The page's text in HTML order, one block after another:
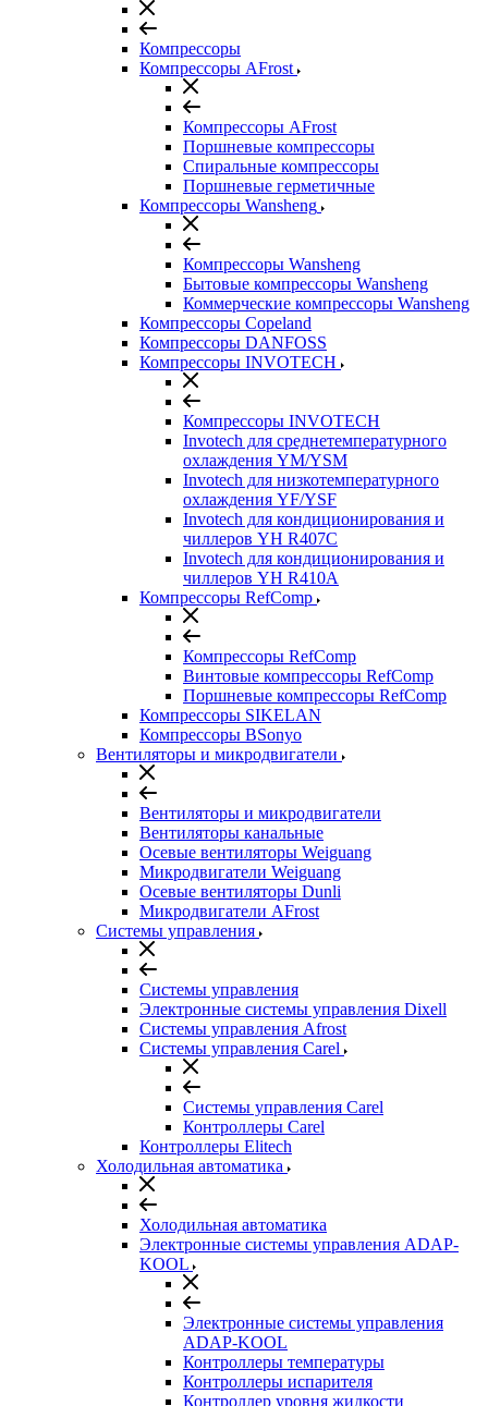
Компрессоры
Компрессоры AFrost
Компрессоры AFrost
Поршневые компрессоры
Спиральные компрессоры
Поршневые герметичные
Компрессоры Wansheng
Компрессоры Wansheng
Бытовые компрессоры Wansheng
Коммерческие компрессоры Wansheng
Компрессоры Copeland
Компрессоры DANFOSS
Компрессоры INVOTECH
Компрессоры INVOTECH
Invotech для среднетемпературного
охлаждения YM/YSM
Invotech для низкотемпературного
охлаждения YF/YSF
Invotech для кондиционирования и
чиллеров YH R407C
Invotech для кондиционирования и
чиллеров YH R410A
Компрессоры RefComp
Компрессоры RefComp
Винтовые компрессоры RefComp
Поршневые компрессоры RefComp
Компрессоры SIKELAN
Компрессоры BSonyo
Вентиляторы и микродвигатели
Вентиляторы и микродвигатели
Вентиляторы канальные
Осевые вентиляторы Weiguang
Микродвигатели Weiguang
Осевые вентиляторы Dunli
Микродвигатели AFrost
Системы управления
Системы управления
Электронные системы управления Dixell
Системы управления Afrost
Системы управления Carel
Системы управления Carel
Контроллеры Carel
Контроллеры Elitech
Холодильная автоматика
Холодильная автоматика
Электронные системы управления ADAP-
KOOL
Электронные системы управления
ADAP-KOOL
Контроллеры температуры
Контроллеры испарителя
Контроллер уровня жидкости